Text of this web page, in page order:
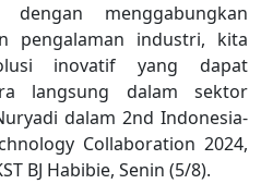
menggabungkan
pengalaman industri, kita
inovatif yang dapat
langsung dalam sektor
dalam 2nd Indonesia-
Collaboration 2024,
BJ Habibie, Senin (5/8).